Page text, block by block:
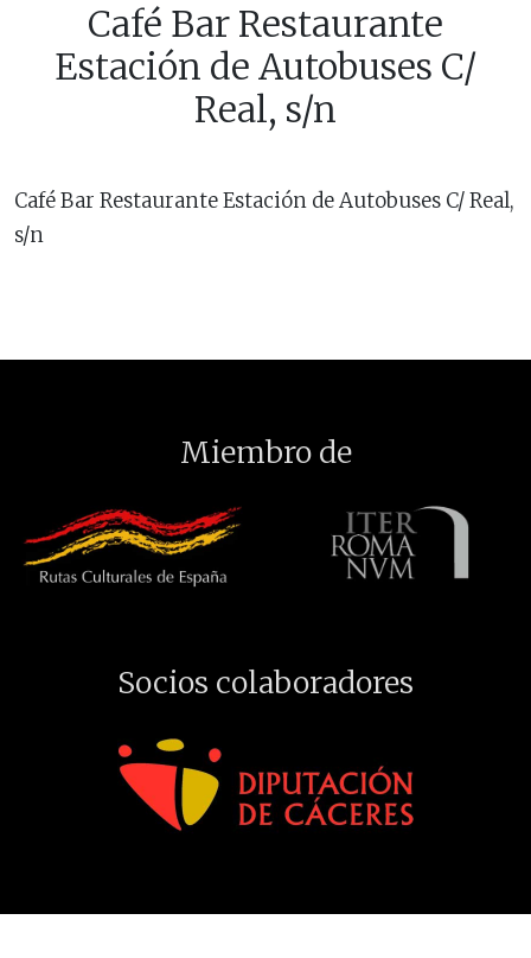
Café Bar Restaurante
Estación de Autobuses C/
Real, s/n
Café Bar Restaurante Estación de Autobuses C/ Real,
s/n
Miembro de
Socios colaboradores